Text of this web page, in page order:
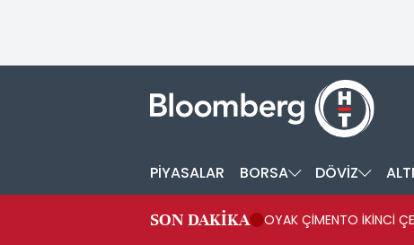
PİYASALAR BORSA DÖVİZ
SON DAKİKA OYAK ÇİMENTO İKİNCİ